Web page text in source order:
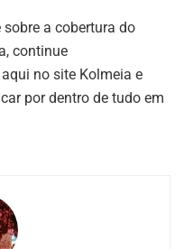
a cobertura do
continue
no site Kolmeia e
por dentro de tudo em